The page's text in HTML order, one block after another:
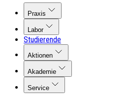
Praxis
Labor
Studierende
Aktionen
Akademie
Service